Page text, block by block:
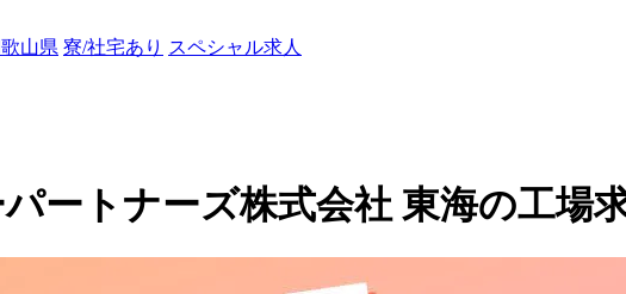
山県 寮/社宅あり スペシャル求人
ートナーズ株式会社 東海の工場